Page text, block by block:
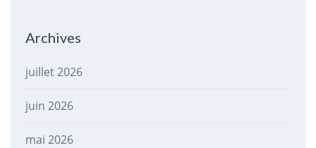
Archives
juillet 2026
juin 2026
mai 2026